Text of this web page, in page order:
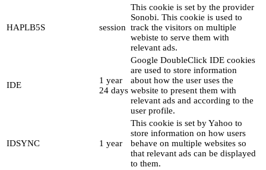
HAPLB5S session
This cookie is set by the provider
Sonobi. This cookie is used to
track the visitors on multiple
webiste to serve them with
relevant ads.
IDE
1 year
24 days
Google DoubleClick IDE cookies
are used to store information
about how the user uses the
website to present them with
relevant ads and according to the
user profile.
IDSYNC 1 year
This cookie is set by Yahoo to
store information on how users
behave on multiple websites so
that relevant ads can be displayed
to them.